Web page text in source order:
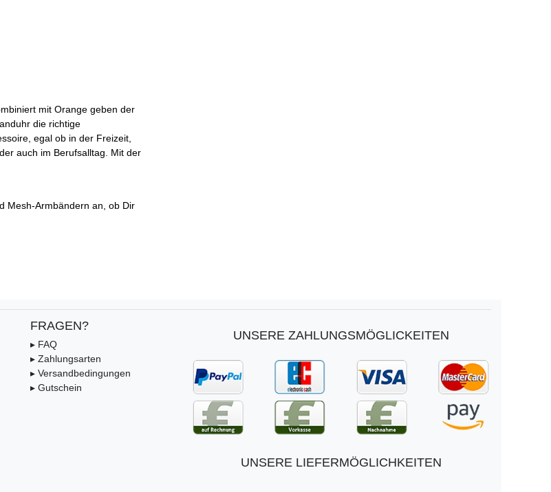
mit Orange geben der
die richtige
egal ob in der Freizeit,
auch im Berufsalltag. Mit der
Mesh-Armbändern an, ob Dir
FRAGEN?
▸ FAQ
▸ Zahlungsarten
▸ Versandbedingungen
▸ Gutschein
UNSERE ZAHLUNGSMÖGLICKEITEN
UNSERE LIEFERMÖGLICHKEITEN